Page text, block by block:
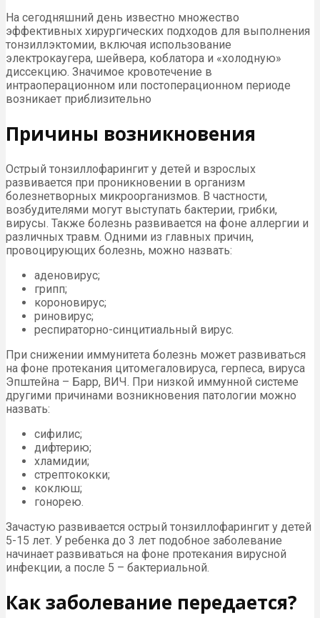
На сегодняшний день известно множество
эффективных хирургических подходов для выполнения
тонзиллэктомии, включая использование
электрокаугера, шейвера, коблатора и «холодную»
диссекцию. Значимое кровотечение в
интраоперационном или постоперационном периоде
возникает приблизительно
Причины возникновения
Острый тонзиллофарингит у детей и взрослых
развивается при проникновении в организм
болезнетворных микроорганизмов. В частности,
возбудителями могут выступать бактерии, грибки,
вирусы. Также болезнь развивается на фоне аллергии и
различных травм. Одними из главных причин,
провоцирующих болезнь, можно назвать:
аденовирус;
грипп;
короновирус;
риновирус;
респираторно-синцитиальный вирус.
При снижении иммунитета болезнь может развиваться
на фоне протекания цитомегаловируса, герпеса, вируса
Эпштейна – Барр, ВИЧ. При низкой иммунной системе
другими причинами возникновения патологии можно
назвать:
сифилис;
дифтерию;
хламидии;
стрептококки;
коклюш;
гонорею.
Зачастую развивается острый тонзиллофарингит у детей
5-15 лет. У ребенка до 3 лет подобное заболевание
начинает развиваться на фоне протекания вирусной
инфекции, а после 5 – бактериальной.
Как заболевание передается?